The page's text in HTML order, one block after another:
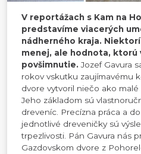
V reportážach s Kam na
predstavíme viacerých
nádherného kraja.
menej, ale hodnota, ktorú
povšimnutie. Jozef Gavura
rokov vskutku zaujímavému
dvore vytvoril niečo ako
Jeho základom sú
dreveníc. Precízna práca a
jednotlivé dreveničky sú
trpezlivosti. Pán Gavura nás
Gazdovskom dvore z